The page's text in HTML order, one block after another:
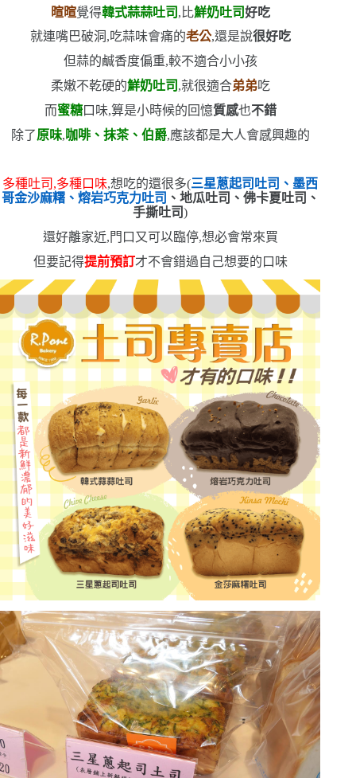
暄暄覺得韓式蒜蒜吐司 ,比鮮奶吐司好吃
就連嘴巴破洞,吃蒜味會痛的老公,還是說很好吃
但蒜的鹹香度偏重,較不適合小小孩
柔嫩不乾硬的鮮奶吐司 ,就很適合弟弟吃
而蜜糖口味,算是小時候的回憶質感也不錯
除了原味,咖啡、抹茶、伯爵,應該都是大人會感興趣的
多種吐司,多種口味,想吃的還很多(三星蔥起司吐司、墨西
哥金沙麻糬、熔岩巧克力吐司 、地瓜吐司、佛卡夏吐司、
手撕吐司)
還好離家近,門口又可以臨停,想必會常來買
但要記得提前預訂才不會錯過自己想要的口味